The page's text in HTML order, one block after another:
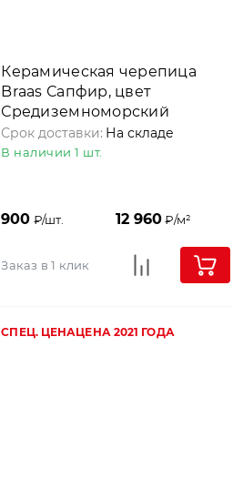
Керамическая черепица
Braas Сапфир, цвет
Средиземноморский
Срок доставки: На складе
В наличии 1 шт.
900 ₽/шт. 12 960₽/м²
Заказ в 1 клик
СПЕЦ. ЦЕНАЦЕНА 2021 ГОДА